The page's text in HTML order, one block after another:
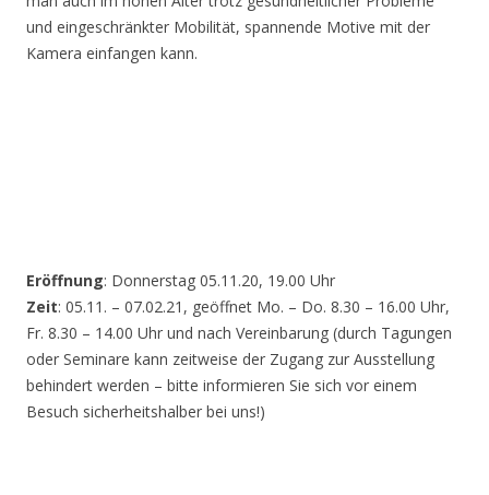
und eingeschränkter Mobilität, spannende Motive mit der
Kamera einfangen kann.
Eröffnung: Donnerstag 05.11.20, 19.00 Uhr
Zeit: 05.11. – 07.02.21, geöffnet Mo. – Do. 8.30 – 16.00 Uhr,
Fr. 8.30 – 14.00 Uhr und nach Vereinbarung (durch Tagungen
oder Seminare kann zeitweise der Zugang zur Ausstellung
behindert werden – bitte informieren Sie sich vor einem
Besuch sicherheitshalber bei uns!)